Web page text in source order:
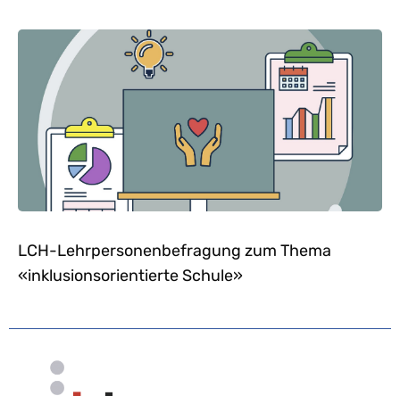
LCH-Lehrpersonenbefragung zum Thema
«inklusionsorientierte Schule»